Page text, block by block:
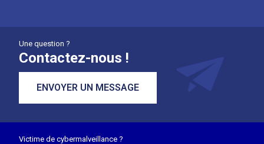
Une question ?
Contactez-nous !
ENVOYER UN MESSAGE
Victime de cybermalveillance ?